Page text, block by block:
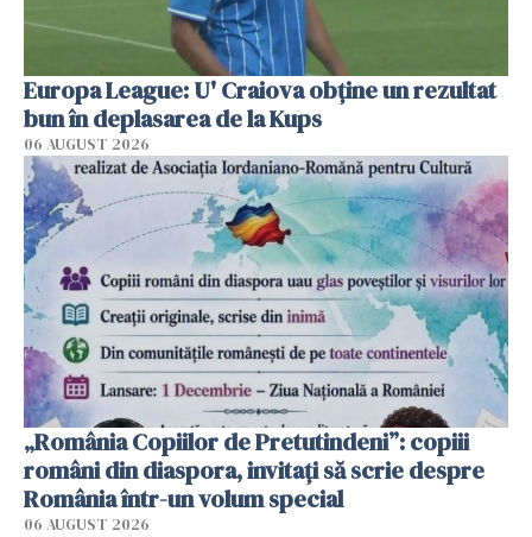
Europa League: U' Craiova obține un rezultat
bun în deplasarea de la Kups
06 AUGUST 2026
„România Copiilor de Pretutindeni”: copiii
români din diaspora, invitați să scrie despre
România într-un volum special
06 AUGUST 2026